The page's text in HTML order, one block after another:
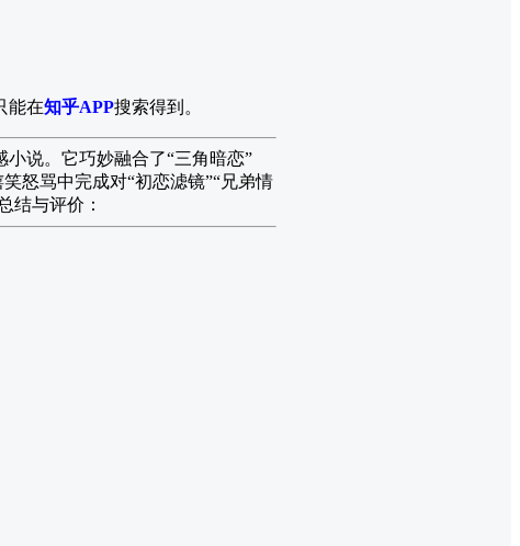
能在知乎APP搜索得到。
小说。它巧妙融合了“三角暗恋”
笑怒骂中完成对“初恋滤镜”“兄弟情
结与评价：